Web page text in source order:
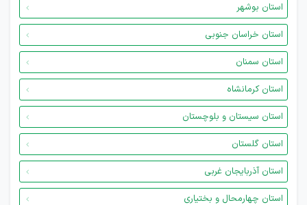
استان بوشهر
استان خراسان جنوبی
استان سمنان
استان کرمانشاه
استان سیستان و بلوچستان
استان گلستان
استان آذربایجان غربی
استان چهارمحال و بختیاری